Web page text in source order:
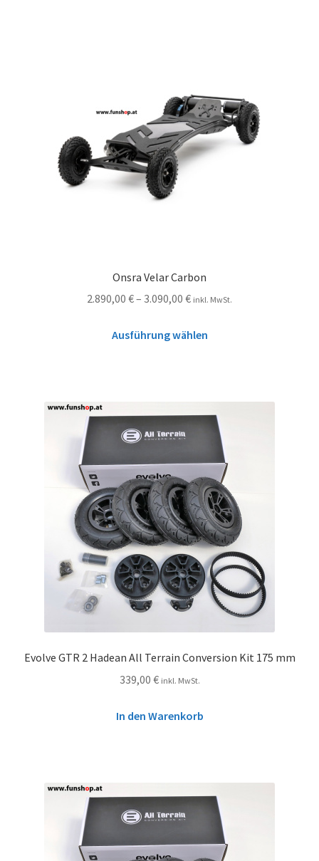
Onsra Velar Carbon
2.890,00 €– 3.090,00 € inkl. MwSt.
Ausführung wählen
Evolve GTR 2 Hadean All Terrain Conversion Kit 175 mm
339,00 € inkl. MwSt.
In den Warenkorb